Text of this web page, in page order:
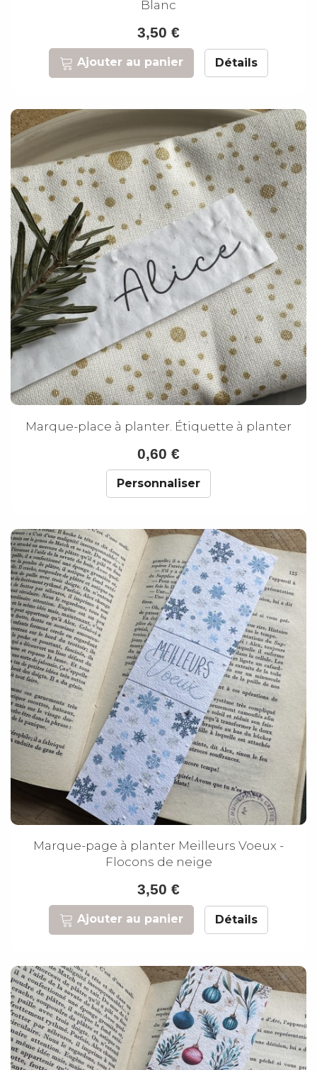
Blanc
3,50 €
Ajouter au panier Détails
Marque-place à planter. Étiquette à planter
0,60 €
Personnaliser
Marque-page à planter Meilleurs Voeux -
Flocons de neige
3,50 €
Ajouter au panier Détails